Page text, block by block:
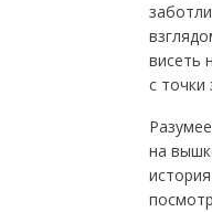
висеть
с точки
на